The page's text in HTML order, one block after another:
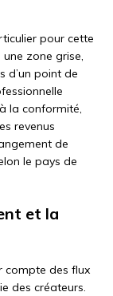
pour cette
zone grise,
d’un point de
la conformité,
revenus
de
le pays de
et la
compte des flux
des créateurs.